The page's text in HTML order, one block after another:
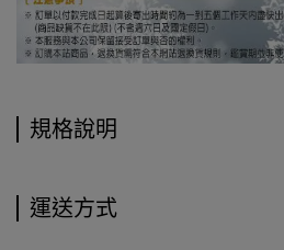
規格說明
運送方式